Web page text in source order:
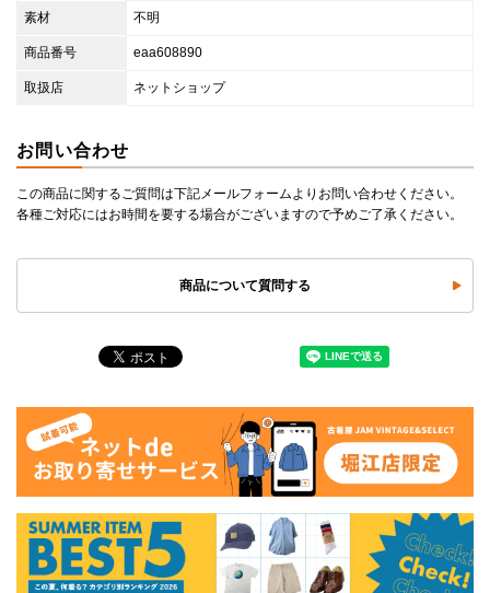
素材 不明
商品番号 eaa608890
取扱店 ネットショップ
お問い合わせ
この商品に関するご質問は下記メールフォームよりお問い合わせください。
各種ご対応にはお時間を要する場合がございますので予めご了承ください。
商品について質問する